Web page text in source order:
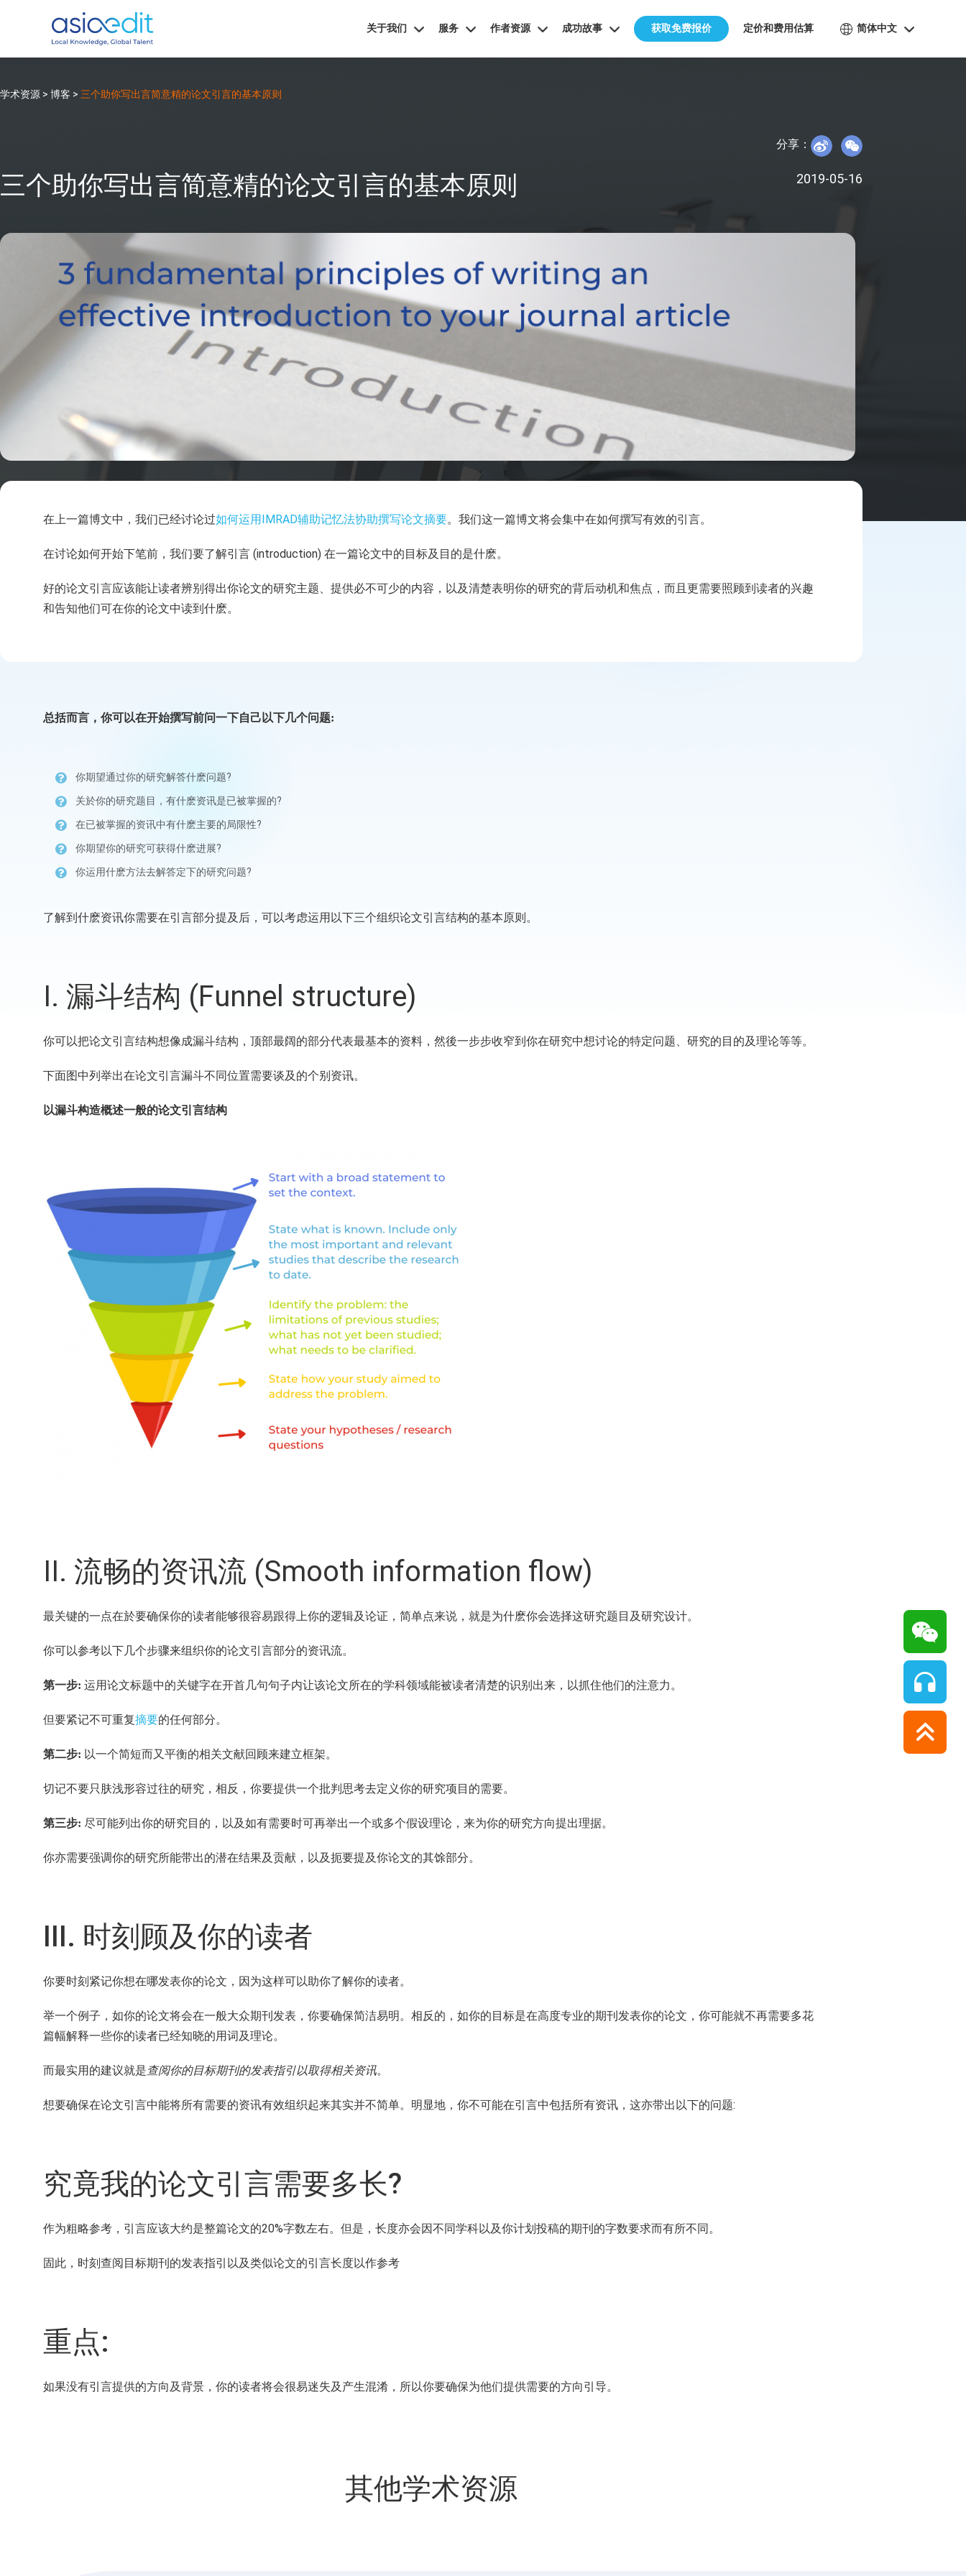
关于我们 服务 作者资源 成功故事 获取免费报价 定价和费用估算 简体中文
学术资源 > 博客 > 三个助你写出言简意精的论文引言的基本原则
分享：
三个助你写出言简意精的论文引言的基本原则 2019-05-16
在上一篇博文中，我们已经讨论过如何运用IMRAD辅助记忆法协助撰写论文摘要。我们这一篇博文将会集中在如何撰写有效的引言。
在讨论如何开始下笔前，我们要了解引言 (introduction) 在一篇论文中的目标及目的是什麽。
好的论文引言应该能让读者辨别得出你论文的研究主题、提供必不可少的内容，以及清楚表明你的研究的背后动机和焦点，而且更需要照顾到读者的兴趣
和告知他们可在你的论文中读到什麽。
总括而言，你可以在开始撰写前问一下自己以下几个问题:
你期望通过你的研究解答什麽问题?
关於你的研究题目，有什麽资讯是已被掌握的?
在已被掌握的资讯中有什麽主要的局限性?
你期望你的研究可获得什麽进展?
你运用什麽方法去解答定下的研究问题?
了解到什麽资讯你需要在引言部分提及后，可以考虑运用以下三个组织论文引言结构的基本原则。
I. 漏斗结构 (Funnel structure)
你可以把论文引言结构想像成漏斗结构，顶部最阔的部分代表最基本的资料，然後一步步收窄到你在研究中想讨论的特定问题、研究的目的及理论等等。
下面图中列举出在论文引言漏斗不同位置需要谈及的个别资讯。
以漏斗构造概述一般的论文引言结构
II. 流畅的资讯流 (Smooth information flow)
最关键的一点在於要确保你的读者能够很容易跟得上你的逻辑及论证，简单点来说，就是为什麽你会选择这研究题目及研究设计。
你可以参考以下几个步骤来组织你的论文引言部分的资讯流。
第一步: 运用论文标题中的关键字在开首几句句子内让该论文所在的学科领域能被读者清楚的识别出来，以抓住他们的注意力。
但要紧记不可重复摘要的任何部分。
第二步: 以一个简短而又平衡的相关文献回顾来建立框架。
切记不要只肤浅形容过往的研究，相反，你要提供一个批判思考去定义你的研究项目的需要。
第三步: 尽可能列出你的研究目的，以及如有需要时可再举出一个或多个假设理论，来为你的研究方向提出理据。
你亦需要强调你的研究所能带出的潜在结果及贡献，以及扼要提及你论文的其馀部分。
III. 时刻顾及你的读者
你要时刻紧记你想在哪发表你的论文，因为这样可以助你了解你的读者。
举一个例子，如你的论文将会在一般大众期刊发表，你要确保简洁易明。相反的，如你的目标是在高度专业的期刊发表你的论文，你可能就不再需要多花
篇幅解释一些你的读者已经知晓的用词及理论。
而最实用的建议就是查阅你的目标期刊的发表指引以取得相关资讯。
想要确保在论文引言中能将所有需要的资讯有效组织起来其实并不简单。明显地，你不可能在引言中包括所有资讯，这亦带出以下的问题:
究竟我的论文引言需要多长?
作为粗略参考，引言应该大约是整篇论文的20%字数左右。但是，长度亦会因不同学科以及你计划投稿的期刊的字数要求而有所不同。
固此，时刻查阅目标期刊的发表指引以及类似论文的引言长度以作参考
重点:
如果没有引言提供的方向及背景，你的读者将会很易迷失及产生混淆，所以你要确保为他们提供需要的方向引导。
其他学术资源